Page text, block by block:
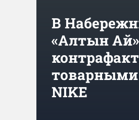
В
«Алтын
товарными
NIKE